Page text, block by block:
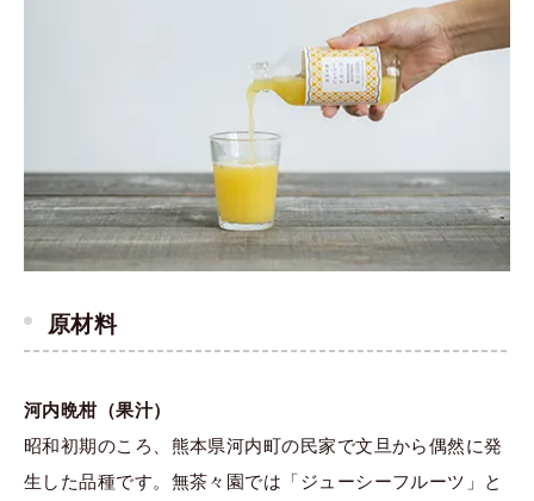
原材料
河内晩柑（果汁）
昭和初期のころ、熊本県河内町の民家で文旦から偶然に発
生した品種です。無茶々園では「ジューシーフルーツ」と